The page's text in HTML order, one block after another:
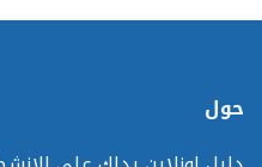
حول